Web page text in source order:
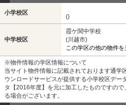
小学校区
()
中学校区
霞ケ関中学校
(川越市)
この学区の他の物件を
※物件情報の学区情報について
当サイト物件情報に記載されております通学
ウンロードサービスが提供する小学校区デー
タ【2016年度】を元に加工したものですの
る場合がございます。